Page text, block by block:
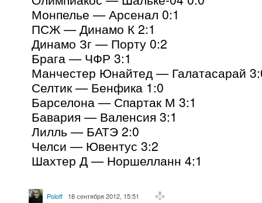
Монпелье — Арсенал 0:1
ПСЖ — Динамо К 2:1
Динамо Зг — Порту 0:2
Брага — ЧФР 3:1
Манчестер Юнайтед — Галатасарай
Селтик — Бенфика 1:0
Барселона — Спартак М 3:1
Бавария — Валенсия 3:1
Лилль — БАТЭ 2:0
Челси — Ювентус 3:2
Шахтер Д — Норшелланн 4:1
Poloff 18 сентября 2012, 15:51